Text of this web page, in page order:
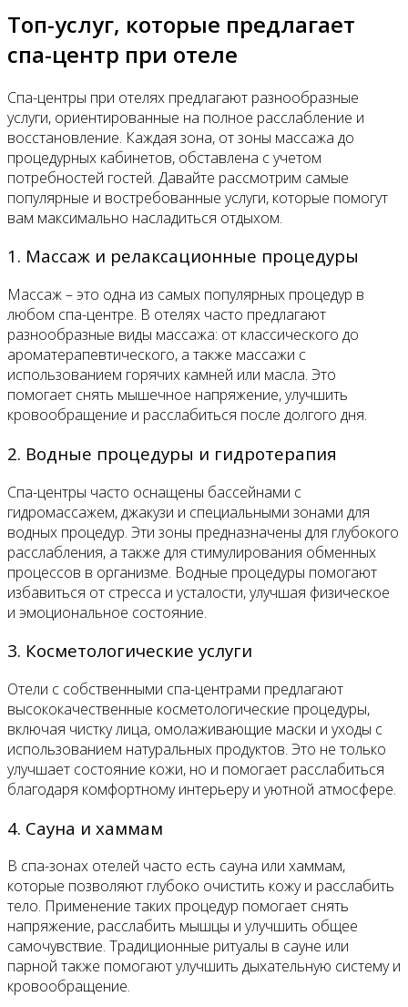
Топ-услуг, которые предлагает
спа-центр при отеле
Спа-центры при отелях предлагают разнообразные
услуги, ориентированные на полное расслабление и
восстановление. Каждая зона, от зоны массажа до
процедурных кабинетов, обставлена с учетом
потребностей гостей. Давайте рассмотрим самые
популярные и востребованные услуги, которые помогут
вам максимально насладиться отдыхом.
1. Массаж и релаксационные процедуры
Массаж – это одна из самых популярных процедур в
любом спа-центре. В отелях часто предлагают
разнообразные виды массажа: от классического до
ароматерапевтического, а также массажи с
использованием горячих камней или масла. Это
помогает снять мышечное напряжение, улучшить
кровообращение и расслабиться после долгого дня.
2. Водные процедуры и гидротерапия
Спа-центры часто оснащены бассейнами с
гидромассажем, джакузи и специальными зонами для
водных процедур. Эти зоны предназначены для глубокого
расслабления, а также для стимулирования обменных
процессов в организме. Водные процедуры помогают
избавиться от стресса и усталости, улучшая физическое
и эмоциональное состояние.
3. Косметологические услуги
Отели с собственными спа-центрами предлагают
высококачественные косметологические процедуры,
включая чистку лица, омолаживающие маски и уходы с
использованием натуральных продуктов. Это не только
улучшает состояние кожи, но и помогает расслабиться
благодаря комфортному интерьеру и уютной атмосфере.
4. Сауна и хаммам
В спа-зонах отелей часто есть сауна или хаммам,
которые позволяют глубоко очистить кожу и расслабить
тело. Применение таких процедур помогает снять
напряжение, расслабить мышцы и улучшить общее
самочувствие. Традиционные ритуалы в сауне или
парной также помогают улучшить дыхательную систему и
кровообращение.